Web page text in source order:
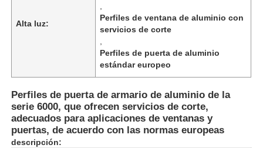
Alta luz:
Perfiles de ventana de aluminio con
servicios de corte
Perfiles de puerta de aluminio
estándar europeo
Perfiles de puerta de armario de aluminio de la
serie 6000, que ofrecen servicios de corte,
adecuados para aplicaciones de ventanas y
puertas, de acuerdo con las normas europeas
descripción: